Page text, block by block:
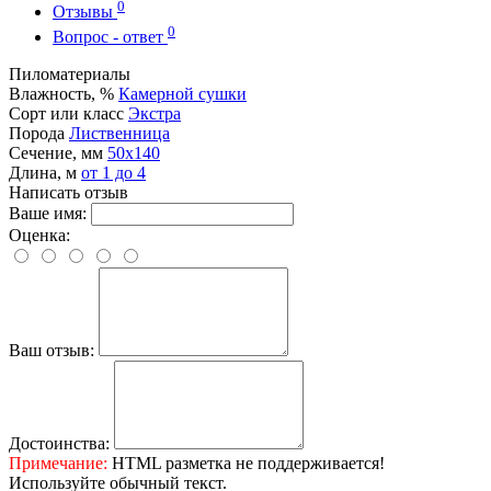
Отзывы 0
Вопрос - ответ 0
Пиломатериалы
Влажность, % Камерной сушки
Сорт или класс Экстра
Порода Лиственница
Сечение, мм 50x140
Длина, м от 1 до 4
Написать отзыв
Ваше имя:
Оценка:
Ваш отзыв:
Достоинства:
Примечание: HTML разметка не поддерживается!
Используйте обычный текст.